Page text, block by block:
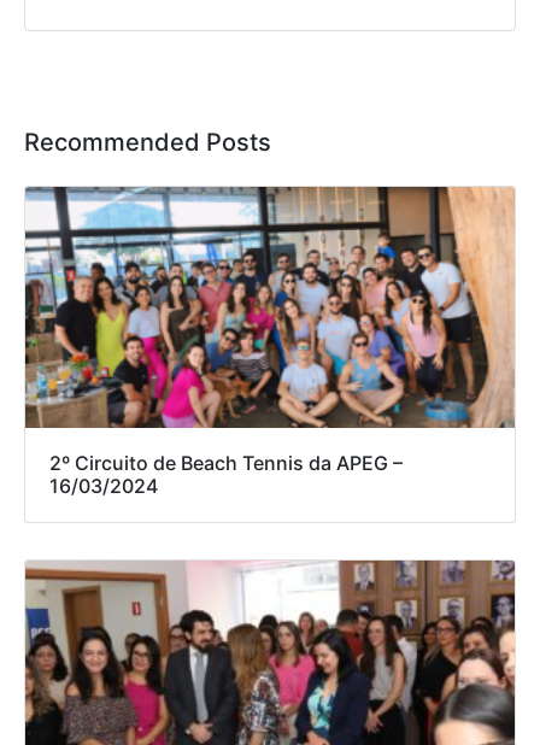
Recommended Posts
2º Circuito de Beach Tennis da APEG –
16/03/2024